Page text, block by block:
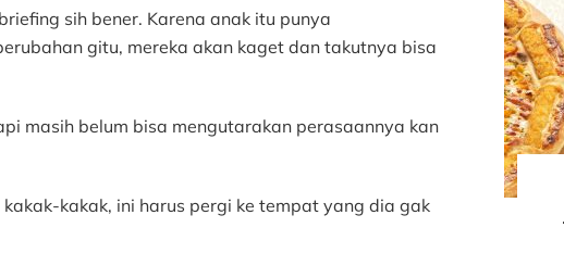
sih bener. Karena anak itu punya
gitu, mereka akan kaget dan takutnya bisa
masih belum bisa mengutarakan perasaannya kan
kakak, ini harus pergi ke tempat yang dia gak